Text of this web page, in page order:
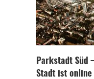
Parkstadt Süd
Stadt ist online